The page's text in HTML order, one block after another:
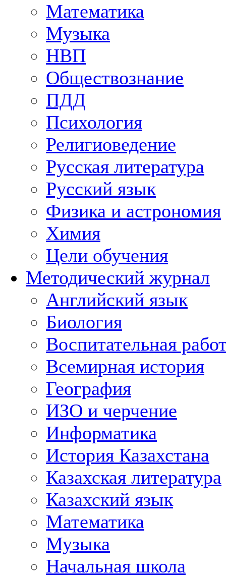
Математика
Музыка
НВП
Обществознание
ПДД
Психология
Религиоведение
Русская литература
Русский язык
Физика и астрономия
Химия
Цели обучения
Методический журнал
Английский язык
Биология
Воспитательная
Всемирная история
География
ИЗО и черчение
Информатика
История Казахстана
Казахская литература
Казахский язык
Математика
Музыка
Начальная школа